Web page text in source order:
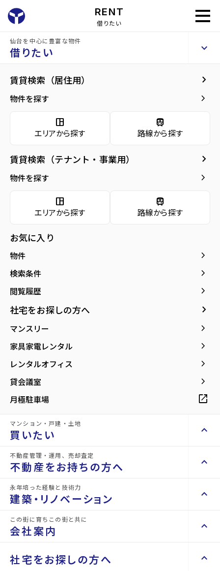
RENT
借りたい
仙台を中心に豊富な物件
借りたい keyboard_arrow_up
賃貸検索（居住用） keyboard_arrow_right
物件を探す keyboard_arrow_right
space_dashboard
エリアから探す
train
路線から探す
賃貸検索（テナント・事業用） keyboard_arrow_right
物件を探す keyboard_arrow_right
space_dashboard
エリアから探す
train
路線から探す
お気に入り
物件 keyboard_arrow_right
検索条件 keyboard_arrow_right
閲覧履歴 keyboard_arrow_right
社宅をお探しの方へ keyboard_arrow_right
マンスリー keyboard_arrow_right
家具家電レンタル keyboard_arrow_right
レンタルオフィス keyboard_arrow_right
貸会議室 keyboard_arrow_right
月極駐車場 open_in_new
マンション・戸建・土地
買いたい keyboard_arrow_up
不動産を買いたい方へ keyboard_arrow_right
space_dashboard
エリアから探す
space_dashboard
不動産管理・運用、売却査定
不動産をお持ちの方へ keyboard_arrow_up
不動産をお持ちの方へ keyboard_arrow_right
山一地所の賃貸管理
不動産を貸すまでの流れ
空き家サポートサービス
永年培った経験と技術力
建築・リノベーション keyboard_arrow_up
建築・リノベーション keyboard_arrow_right
Renotta（リノッタ） keyboard_arrow_right
この街に育ちこの街と共に
会社案内 keyboard_arrow_up
会社案内 keyboard_arrow_right
社宅をお探しの方へ keyboard_arrow_up
賃貸アパート カーサヴェルデ高森
建物概要
現在募集中の物件arrow_forward
arrow_forward
地図・周辺環境 arrow_forward
カーサヴェルデ高森 1階
管理費・共益費
間取り
1階／3階建て
アクセス
宮城交通バス バス停『高森ショッピングプ
所在地 宮城県仙台市泉区高森1丁目
location_on グーグルマップでみる
築年月 2024年08月
～全48戸～未入居物件！【利便施設が徒
詳細情報 details
物件名 カーサヴェルデ高森
所在地
プラザ』から徒歩1分